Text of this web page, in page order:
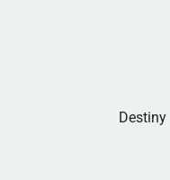
Destiny